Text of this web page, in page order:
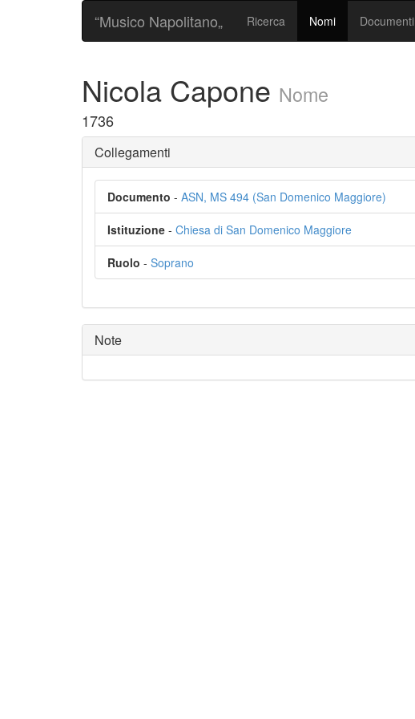
“Musico Napolitano„ Ricerca Nomi Documenti
Nicola Capone Nome
1736
Collegamenti
Documento - ASN, MS 494 (San Domenico Maggiore)
Istituzione - Chiesa di San Domenico Maggiore
Ruolo - Soprano
Note